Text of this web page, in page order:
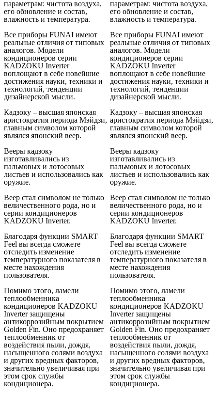
параметрам: чистота воздуха,
его обновление и состав,
влажность и температура.
Все приборы FUNAI имеют
реальные отличия от типовых
аналогов. Модели
кондиционеров серии
KADZOKU Inverter
воплощают в себе новейшие
достижения науки, техники и
технологий, тенденции
дизайнерской мысли.
Кадзоку – высшая японская
аристократия периода Мэйдзи,
главным символом которой
являлся японский веер.
Вееры кадзоку
изготавливались из
пальмовых и лотосовых
листьев и использовались как
оружие.
Веер стал символом не только
величественного рода, но и
серии кондиционеров
KADZOKU Inverter.
Благодаря функции SMART
Feel вы всегда сможете
отследить изменение
температурного показателя в
месте нахождения
пользователя.
Помимо этого, ламели
теплообменника
кондиционеров KADZOKU
Inverter защищены
антикоррозийным покрытием
Golden Fin. Оно предохраняет
теплообменник от
воздействия пыли, дождя,
насыщенного солями воздуха
и других вредных факторов,
значительно увеличивая при
этом срок службы
кондиционера.
параметрам: чистота воздуха,
его обновление и состав,
влажность и температура.
Все приборы FUNAI имеют
реальные отличия от типовых
аналогов. Модели
кондиционеров серии
KADZOKU Inverter
воплощают в себе новейшие
достижения науки, техники и
технологий, тенденции
дизайнерской мысли.
Кадзоку – высшая японская
аристократия периода Мэйдзи,
главным символом которой
являлся японский веер.
Вееры кадзоку
изготавливались из
пальмовых и лотосовых
листьев и использовались как
оружие.
Веер стал символом не только
величественного рода, но и
серии кондиционеров
KADZOKU Inverter.
Благодаря функции SMART
Feel вы всегда сможете
отследить изменение
температурного показателя в
месте нахождения
пользователя.
Помимо этого, ламели
теплообменника
кондиционеров KADZOKU
Inverter защищены
антикоррозийным покрытием
Golden Fin. Оно предохраняет
теплообменник от
воздействия пыли, дождя,
насыщенного солями воздуха
и других вредных факторов,
значительно увеличивая при
этом срок службы
кондиционера.